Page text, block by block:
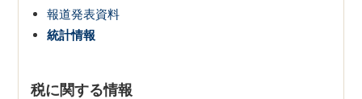
報道発表資料
統計情報
税に関する情報